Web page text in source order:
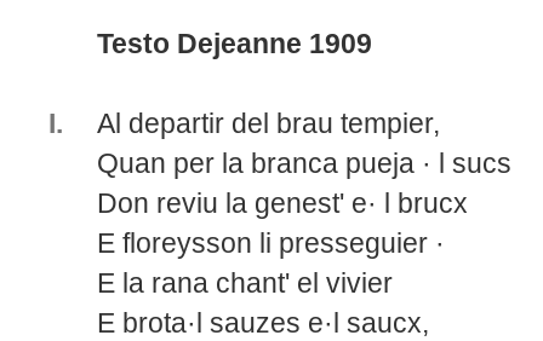
I.
Testo Dejeanne 1909
Al departir del brau tempier,
Quan per la branca pueja · l sucs
Don reviu la genest' e· l brucx
E floreysson li presseguier ·
E la rana chant' el vivier
E brota·l sauzes e·l saucx,